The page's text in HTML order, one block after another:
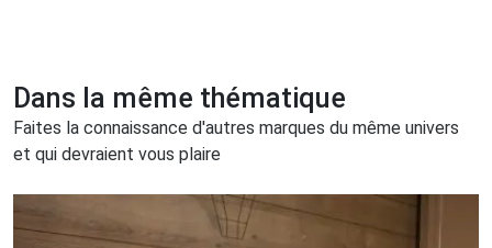
Dans la même thématique
Faites la connaissance d'autres marques du même univers
et qui devraient vous plaire